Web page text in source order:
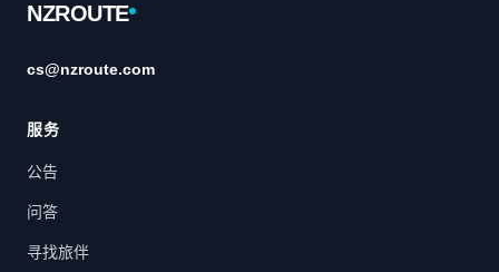
NZROUTE
cs@nzroute.com
服务
公告
问答
寻找旅伴